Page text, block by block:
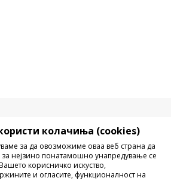
колачиња (cookies)
за да овозможиме оваа веб страна да
нејзино понатамошно унапредување се
корисничко искуство,
и огласите, функционалност на